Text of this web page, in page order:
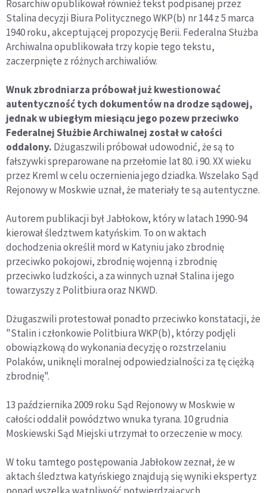
Rosarchiw opublikował również tekst podpisanej przez
Stalina decyzji Biura Politycznego WKP(b) nr 144 z 5 marca
1940 roku, akceptującej propozycję Berii. Federalna Służba
Archiwalna opublikowała trzy kopie tego tekstu,
zaczerpnięte z różnych archiwaliów.
Wnuk zbrodniarza próbował już kwestionować
autentyczność tych dokumentów na drodze sądowej,
jednak w ubiegłym miesiącu jego pozew przeciwko
Federalnej Służbie Archiwalnej został w całości
oddalony. Dżugaszwili próbował udowodnić, że są to
fałszywki spreparowane na przełomie lat 80. i 90. XX wieku
przez Kreml w celu oczernienia jego dziadka. Wszelako Sąd
Rejonowy w Moskwie uznał, że materiały te są autentyczne.
Autorem publikacji był Jabłokow, który w latach 1990-94
kierował śledztwem katyńskim. To on w aktach
dochodzenia określił mord w Katyniu jako zbrodnię
przeciwko pokojowi, zbrodnię wojenną i zbrodnię
przeciwko ludzkości, a za winnych uznał Stalina i jego
towarzyszy z Politbiura oraz NKWD.
Dżugaszwili protestował ponadto przeciwko konstatacji, że
"Stalin i członkowie Politbiura WKP(b), którzy podjęli
obowiązkową do wykonania decyzję o rozstrzelaniu
Polaków, uniknęli moralnej odpowiedzialności za tę ciężką
zbrodnię".
13 października 2009 roku Sąd Rejonowy w Moskwie w
całości oddalił powództwo wnuka tyrana. 10 grudnia
Moskiewski Sąd Miejski utrzymał to orzeczenie w mocy.
W toku tamtego postępowania Jabłokow zeznał, że w
aktach śledztwa katyńskiego znajdują się wyniki ekspertyz